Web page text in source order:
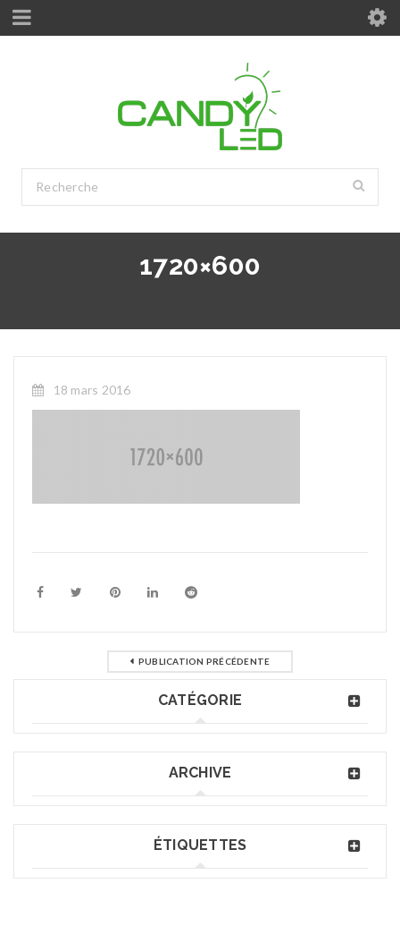
1720×600
18 mars 2016
PUBLICATION PRÉCÉDENTE
CATÉGORIE
ARCHIVE
ÉTIQUETTES